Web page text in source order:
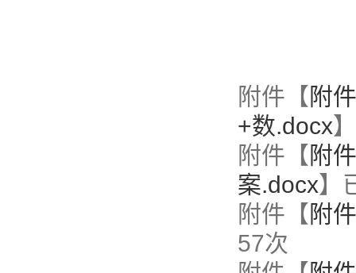
附件【 附
+数.docx
附件【 附
案.docx】
附件【 附
57次